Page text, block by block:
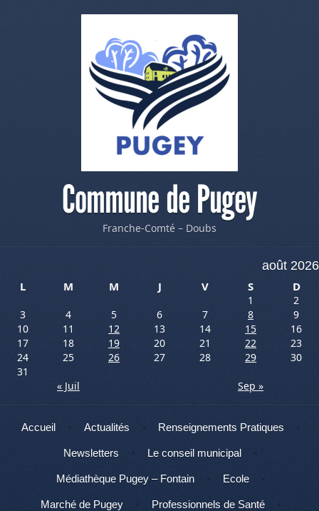
Commune de Pugey
Franche-Comté – Doubs
août 2026
L
M M J V S D
1
2
3
4 5 6 7 8
9
10
11 12 13 14 15
16
17
18 19 20 21 22
23
24
25 26 27 28 29
30
31
« Juil
Sep »
Menu
Aller au contenu
Accueil Actualités Renseignements Pratiques
Newsletters Le conseil municipal
Médiathèque Pugey – Fontain Ecole
Marché de Pugey Professionnels de Santé